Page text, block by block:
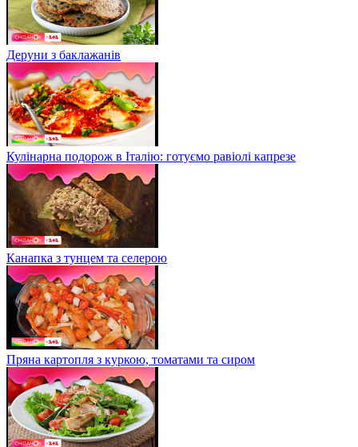
Деруни з баклажанів
Кулінарна подорож в Італію: готуємо равіолі капрезе
Канапка з тунцем та селерою
Пряна картопля з куркою, томатами та сиром